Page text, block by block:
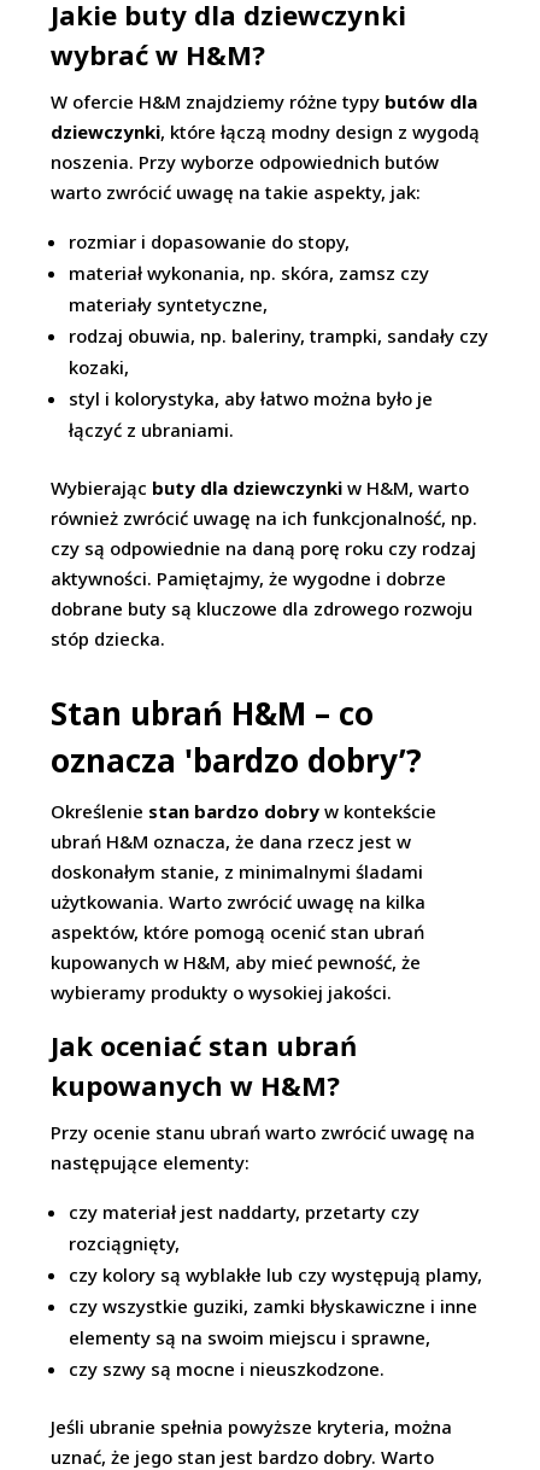
Jakie buty dla dziewczynki
wybrać w H&M?
W ofercie H&M znajdziemy różne typy butów dla
dziewczynki, które łączą modny design z wygodą
noszenia. Przy wyborze odpowiednich butów
warto zwrócić uwagę na takie aspekty, jak:
rozmiar i dopasowanie do stopy,
materiał wykonania, np. skóra, zamsz czy
materiały syntetyczne,
rodzaj obuwia, np. baleriny, trampki, sandały czy
kozaki,
styl i kolorystyka, aby łatwo można było je
łączyć z ubraniami.
Wybierając buty dla dziewczynki w H&M, warto
również zwrócić uwagę na ich funkcjonalność, np.
czy są odpowiednie na daną porę roku czy rodzaj
aktywności. Pamiętajmy, że wygodne i dobrze
dobrane buty są kluczowe dla zdrowego rozwoju
stóp dziecka.
Stan ubrań H&M – co
oznacza 'bardzo dobry’?
Określenie stan bardzo dobry w kontekście
ubrań H&M oznacza, że dana rzecz jest w
doskonałym stanie, z minimalnymi śladami
użytkowania. Warto zwrócić uwagę na kilka
aspektów, które pomogą ocenić stan ubrań
kupowanych w H&M, aby mieć pewność, że
wybieramy produkty o wysokiej jakości.
Jak oceniać stan ubrań
kupowanych w H&M?
Przy ocenie stanu ubrań warto zwrócić uwagę na
następujące elementy:
czy materiał jest naddarty, przetarty czy
rozciągnięty,
czy kolory są wyblakłe lub czy występują plamy,
czy wszystkie guziki, zamki błyskawiczne i inne
elementy są na swoim miejscu i sprawne,
czy szwy są mocne i nieuszkodzone.
Jeśli ubranie spełnia powyższe kryteria, można
uznać, że jego stan jest bardzo dobry. Warto